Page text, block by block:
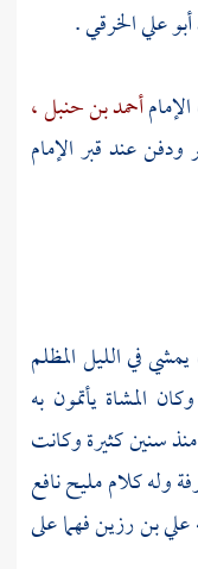
علي الخرقي.
أحمد بن حنبل ،
عند قبر الإمام
في الليل المظلم
المشاة يأتمون به
سنين كثيرة وكانت
وله كلام مليح نافع
علي بن رزينفهما على